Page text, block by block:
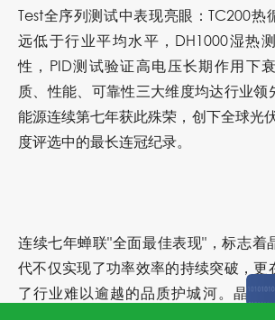
Test全序列测试中表现亮眼：TC200热
远低于行业平均水平，DH1000湿热
性，PID测试验证高电压长期作用下
质、性能、可靠性三大维度均达行业领
能源连续第七年获此殊荣，创下全球光
度评选中的最长连冠纪录。
连续七年蝉联"全面最佳表现"，标志着
代不仅实现了功率效率的持续突破，更
了行业难以逾越的品质护城河。晶科